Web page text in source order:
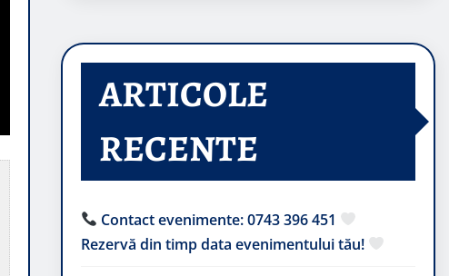
ARTICOLE
RECENTE
Contact evenimente: 0743 396 451
Rezervă din timp data evenimentului tău!